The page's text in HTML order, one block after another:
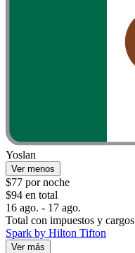
Yoslan
Ver menos
$77 por noche
$94 en total
16 ago. - 17 ago.
Total con impuestos y cargos
Spark by Hilton Tifton
Ver más